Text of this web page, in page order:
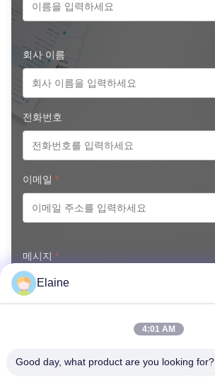
회사 이름
전화번호
이메일 *
메시지 *
Elaine
4:01 AM
Good day, what product are you looking for?